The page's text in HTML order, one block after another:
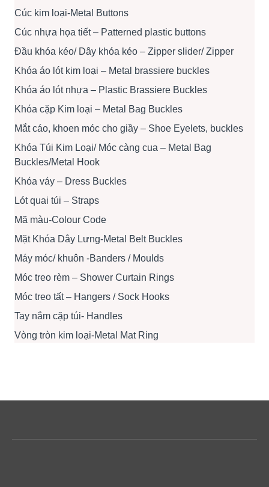
Cúc kim loại-Metal Buttons
Cúc nhựa họa tiết – Patterned plastic buttons
Đầu khóa kéo/ Dây khóa kéo – Zipper slider/ Zipper
Khóa áo lót kim loại – Metal brassiere buckles
Khóa áo lót nhựa – Plastic Brassiere Buckles
Khóa cặp Kim loại – Metal Bag Buckles
Mắt cáo, khoen móc cho giầy – Shoe Eyelets, buckles
Khóa Túi Kim Loại/ Móc càng cua – Metal Bag
Buckles/Metal Hook
Khóa váy – Dress Buckles
Lót quai túi – Straps
Mã màu-Colour Code
Mặt Khóa Dây Lưng-Metal Belt Buckles
Máy móc/ khuôn -Banders / Moulds
Móc treo rèm – Shower Curtain Rings
Móc treo tất – Hangers / Sock Hooks
Tay nắm cặp túi- Handles
Vòng tròn kim loại-Metal Mat Ring